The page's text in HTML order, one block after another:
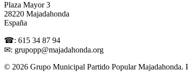
Plaza Mayor 3
28220 Majadahonda
España
☎: 615 34 87 94
✉: grupopp@majadahonda.org
© 2026 Grupo Municipal Partido Popular Majadahonda.